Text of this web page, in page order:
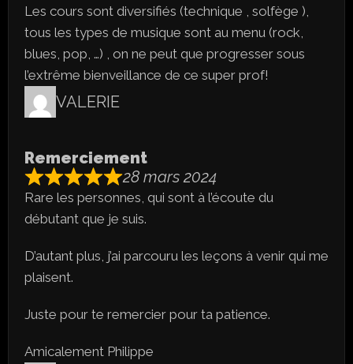
Les cours sont diversifiés (technique , solfège ),
tous les types de musique sont au menu (rock,
blues, pop, …) , on ne peut que progresser sous
l’extrême bienveillance de ce super prof!
VALERIE
Remerciement
28 mars 2024
Rare les personnes, qui sont à l’écoute du
débutant que je suis.
D’autant plus, j’ai parcouru les leçons à venir qui me
plaisent.
Juste pour te remercier pour ta patience.
Amicalement Philippe